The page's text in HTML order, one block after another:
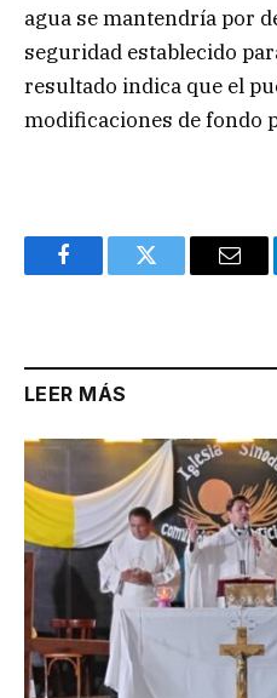
agua se mantendría por
seguridad establecido
resultado indica que el
modificaciones de fondo
FacebookTwitter
LEER MÁS